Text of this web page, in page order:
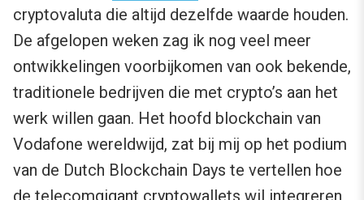
cryptovaluta die altijd dezelfde waarde houden.
De afgelopen weken zag ik nog veel meer
ontwikkelingen voorbijkomen van ook bekende,
traditionele bedrijven die met crypto’s aan het
werk willen gaan. Het hoofd blockchain van
Vodafone wereldwijd, zat bij mij op het podium
van de Dutch Blockchain Days te vertellen hoe